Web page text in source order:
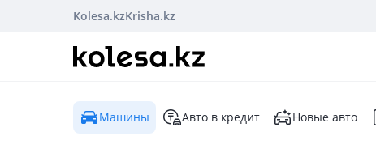
Kolesa.kzKrisha.kz
Машины Авто в кредит Новые авто